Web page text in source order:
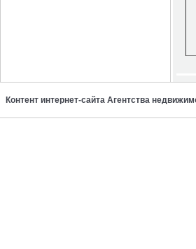
Контент интернет-сайта Агентства